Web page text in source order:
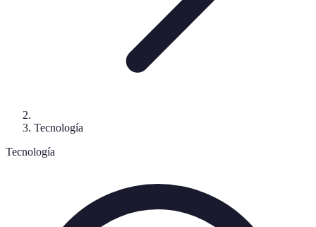
Tecnología
Tecnología